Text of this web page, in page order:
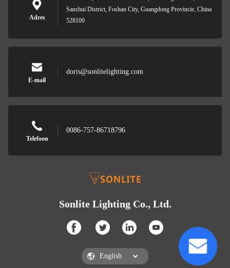
Adres
Sanshui District, Foshan City, Guangdong Provincie, China
528100
E-mail
doris@sonlitelighting.com
Telefoon
0086-757-86718796
Sonlite Lighting Co., Ltd.